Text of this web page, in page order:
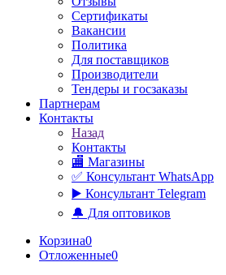
Сертификаты
Вакансии
Политика
Для поставщиков
Производители
Тендеры и госзаказы
Партнерам
Контакты
Назад
Контакты
🏬 Магазины
✅️ Консультант WhatsApp
▶️ Консультант Telegram
🔔 Для оптовиков
Корзина0
Отложенные0